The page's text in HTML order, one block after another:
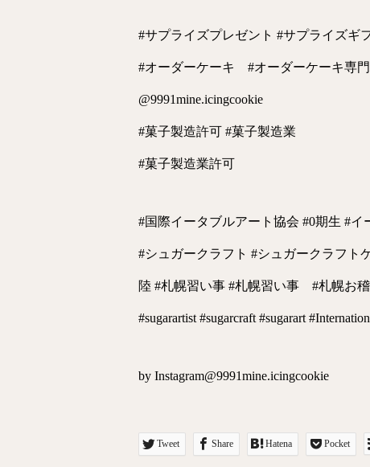
#サプライズプレゼント #サプライズギ
#オーダーケーキ #オーダーケーキ専
@9991mine.icingcookie
#菓子製造許可 #菓子製造業
#菓子製造業許可
#国際イータブルアート協会 #0期生 #
#シュガークラフト #シュガークラフト
陸 #札幌習い事 #札幌習い事 #札幌お稽
#sugarartist #sugarcraft #sugarart
by Instagram@9991mine.icingcookie
Tweet Share Hatena Pocket